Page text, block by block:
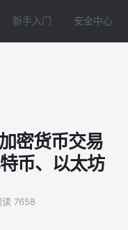
新手入门 安全中心
密货币交易
币、以太坊
读 7658